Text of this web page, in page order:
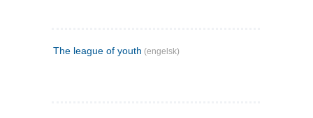
The league of youth (engelsk)